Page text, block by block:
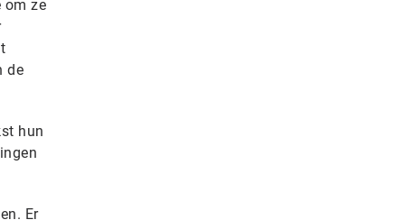
om ze
de
hun
Er